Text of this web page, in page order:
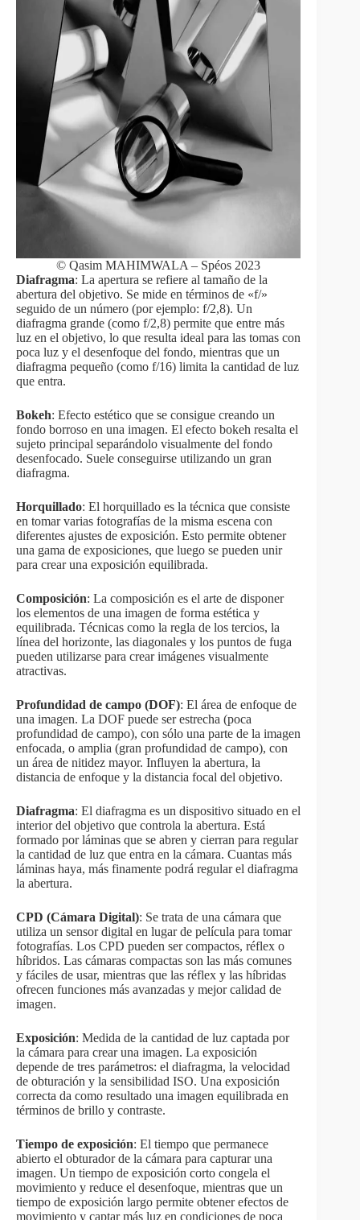
© Qasim MAHIMWALA – Spéos 2023
Diafragma: La apertura se refiere al tamaño de la
abertura del objetivo. Se mide en términos de «f/»
seguido de un número (por ejemplo: f/2,8). Un
diafragma grande (como f/2,8) permite que entre más
luz en el objetivo, lo que resulta ideal para las tomas con
poca luz y el desenfoque del fondo, mientras que un
diafragma pequeño (como f/16) limita la cantidad de luz
que entra.
Bokeh: Efecto estético que se consigue creando un
fondo borroso en una imagen. El efecto bokeh resalta el
sujeto principal separándolo visualmente del fondo
desenfocado. Suele conseguirse utilizando un gran
diafragma.
Horquillado: El horquillado es la técnica que consiste
en tomar varias fotografías de la misma escena con
diferentes ajustes de exposición. Esto permite obtener
una gama de exposiciones, que luego se pueden unir
para crear una exposición equilibrada.
Composición: La composición es el arte de disponer
los elementos de una imagen de forma estética y
equilibrada. Técnicas como la regla de los tercios, la
línea del horizonte, las diagonales y los puntos de fuga
pueden utilizarse para crear imágenes visualmente
atractivas.
Profundidad de campo (DOF): El área de enfoque de
una imagen. La DOF puede ser estrecha (poca
profundidad de campo), con sólo una parte de la imagen
enfocada, o amplia (gran profundidad de campo), con
un área de nitidez mayor. Influyen la abertura, la
distancia de enfoque y la distancia focal del objetivo.
Diafragma: El diafragma es un dispositivo situado en el
interior del objetivo que controla la abertura. Está
formado por láminas que se abren y cierran para regular
la cantidad de luz que entra en la cámara. Cuantas más
láminas haya, más finamente podrá regular el diafragma
la abertura.
CPD (Cámara Digital): Se trata de una cámara que
utiliza un sensor digital en lugar de película para tomar
fotografías. Los CPD pueden ser compactos, réflex o
híbridos. Las cámaras compactas son las más comunes
y fáciles de usar, mientras que las réflex y las híbridas
ofrecen funciones más avanzadas y mejor calidad de
imagen.
Exposición: Medida de la cantidad de luz captada por
la cámara para crear una imagen. La exposición
depende de tres parámetros: el diafragma, la velocidad
de obturación y la sensibilidad ISO. Una exposición
correcta da como resultado una imagen equilibrada en
términos de brillo y contraste.
Tiempo de exposición: El tiempo que permanece
abierto el obturador de la cámara para capturar una
imagen. Un tiempo de exposición corto congela el
movimiento y reduce el desenfoque, mientras que un
tiempo de exposición largo permite obtener efectos de
movimiento y captar más luz en condiciones de poca